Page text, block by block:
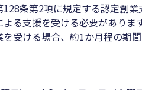
条第2項に規定する認定創
る支援を受ける必要があります
受ける場合、約1か月程の期